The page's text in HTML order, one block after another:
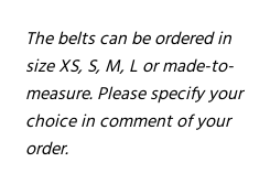
The belts can be ordered in
size XS, S, M, L or made-to-
measure. Please specify your
choice in comment of your
order.